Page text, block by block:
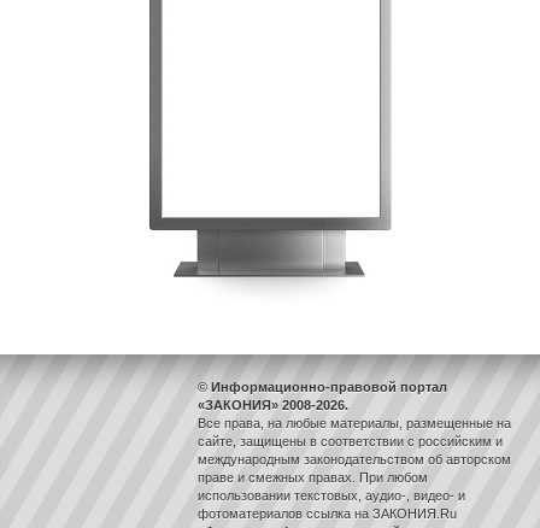
© Информационно-правовой портал
«ЗАКОНИЯ» 2008-2026.
Все права, на любые материалы, размещенные на
сайте, защищены в соответствии с российским и
международным законодательством об авторском
праве и смежных правах. При любом
использовании текстовых, аудио-, видео- и
фотоматериалов ссылка на ЗАКОНИЯ.Ru